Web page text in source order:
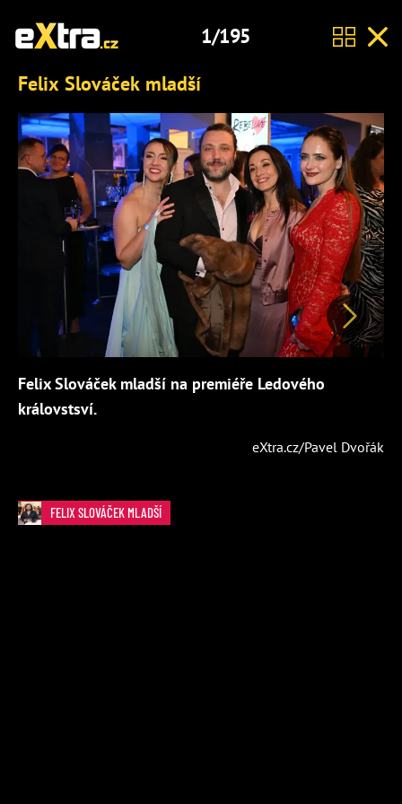
1/195
Felix Slováček mladší
Další
Felix Slováček mladší na premiéře Ledového
královstsví.
eXtra.cz/Pavel Dvořák
FELIX SLOVÁČEK MLADŠÍ